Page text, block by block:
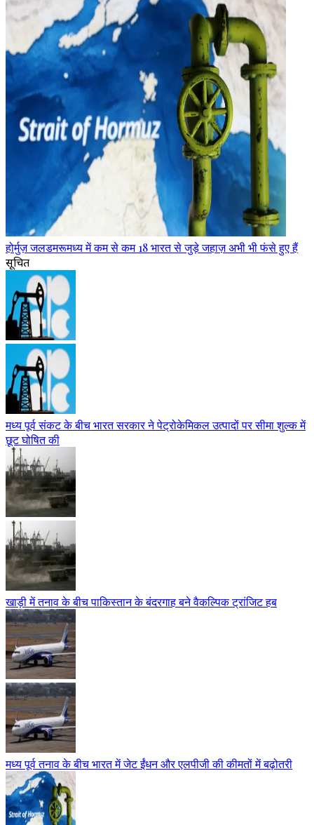
होर्मुज़ जलडमरूमध्य में कम से कम 18 भारत से जुड़े जहाज़ अभी भी फंसे हुए हैं
सूचित
मध्य पूर्व संकट के बीच भारत सरकार ने पेट्रोकेमिकल उत्पादों पर सीमा शुल्क में
छूट घोषित की
खाड़ी में तनाव के बीच पाकिस्तान के बंदरगाह बने वैकल्पिक ट्रांजिट हब
मध्य पूर्व तनाव के बीच भारत में जेट ईंधन और एलपीजी की कीमतों में बढ़ोतरी